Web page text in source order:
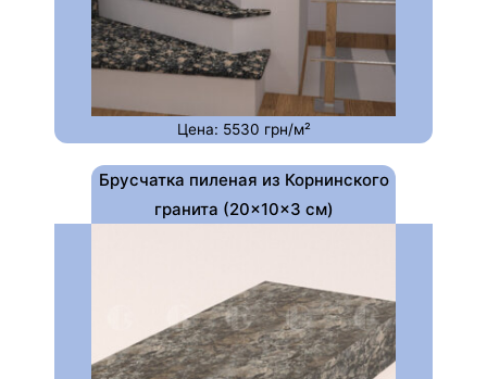
Цена: 5530 грн/м²
Брусчатка пиленая из Корнинского
гранита (20×10×3 см)